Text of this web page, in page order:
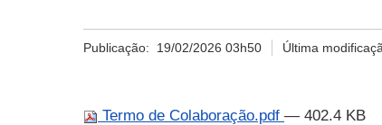
Publicação: 19/02/2026 03h50 Última
Termo de Colaboração.pdf — 402.4 KB